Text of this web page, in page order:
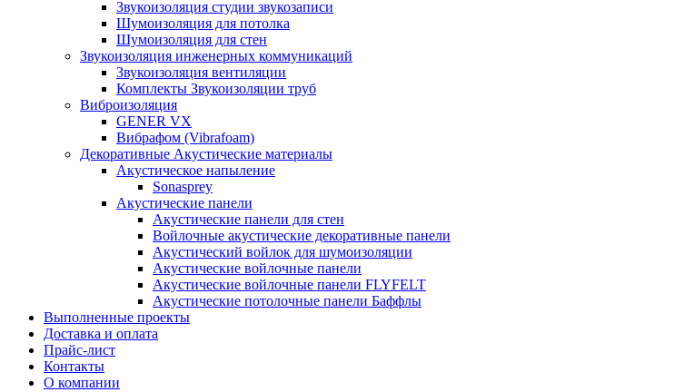
Звукоизоляция студии звукозаписи
Шумоизоляция для потолка
Шумоизоляция для стен
Звукоизоляция инженерных коммуникаций
Звукоизоляция вентиляции
Комплекты Звукоизоляции труб
Виброизоляция
GENER VX
Вибрафом (Vibrafoam)
Декоративные Акустические материалы
Акустическое напыление
Sonasprey
Акустические панели
Акустические панели для стен
Войлочные акустические декоративные панели
Акустический войлок для шумоизоляции
Акустические войлочные панели
Акустические войлочные панели FLYFELT
Акустические потолочные панели Баффлы
Выполненные проекты
Доставка и оплата
Прайс-лист
Контакты
О компании